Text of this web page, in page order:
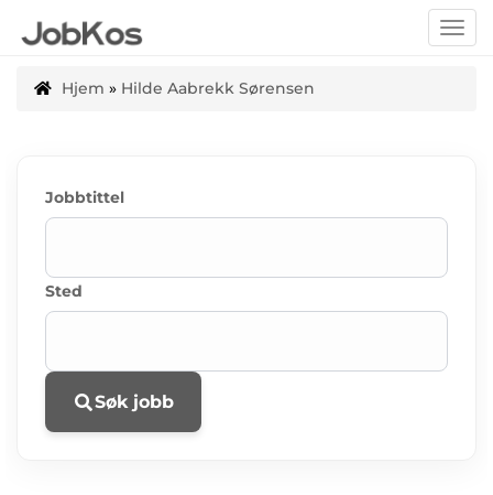
Hjem » Hilde Aabrekk Sørensen
Jobbtittel
Sted
Søk jobb